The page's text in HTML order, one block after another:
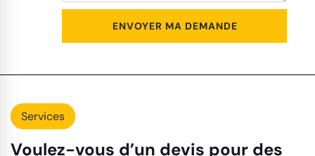
Services
Voulez-vous d’un devis pour des